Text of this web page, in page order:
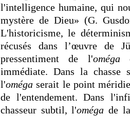
l'intelligence humaine, qui
mystère de Dieu» (G.
L'historicisme, le
récusés dans l’œuvre de
pressentiment de l'oméga
immédiate. Dans la
l'oméga serait le point
de l'entendement. Dans
chasseur subtil, l'oméga de